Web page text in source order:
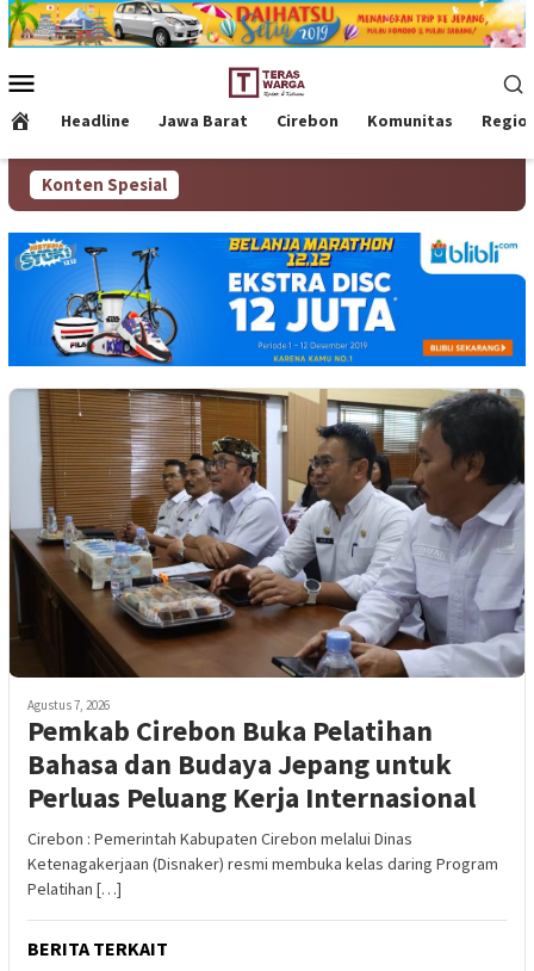
Loncat
ke
Mobile
Headline Jawa Barat Cirebon Komunitas
Konten Spesial
Agustus 7, 2026
Pemkab Cirebon Buka Pelatihan
Bahasa dan Budaya Jepang untuk
Perluas Peluang Kerja Internasional
Cirebon : Pemerintah Kabupaten Cirebon melalui Dinas
Ketenagakerjaan (Disnaker) resmi membuka kelas daring Program
Pelatihan […]
BERITA TERKAIT